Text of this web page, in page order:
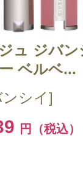
ュ ジバン
ベルベ...
シイ]
円（税込）